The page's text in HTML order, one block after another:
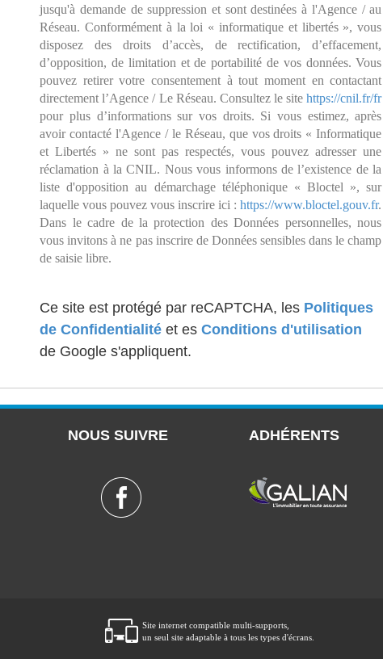
jusqu'à demande de suppression et sont destinées à l'Agence / au
Réseau. Conformément à la loi « informatique et libertés », vous
disposez des droits d’accès, de rectification, d’effacement,
d’opposition, de limitation et de portabilité de vos données. Vous
pouvez retirer votre consentement à tout moment en contactant
directement l’Agence / Le Réseau. Consultez le sitehttps://cnil.fr/fr
pour plus d’informations sur vos droits. Si vous estimez, après
avoir contacté l'Agence / le Réseau, que vos droits « Informatique
et Libertés » ne sont pas respectés, vous pouvez adresser une
réclamation à la CNIL. Nous vous informons de l’existence de la
liste d'opposition au démarchage téléphonique « Bloctel », sur
laquelle vous pouvez vous inscrire ici :https://www.bloctel.gouv.fr.
Dans le cadre de la protection des Données personnelles, nous
vous invitons à ne pas inscrire de Données sensibles dans le champ
de saisie libre.
Ce site est protégé par reCAPTCHA, les Politiques
de Confidentialité et esConditions d'utilisation
de Google s'appliquent.
NOUS SUIVRE ADHÉRENTS
Site internet compatible multi-supports,
un seul site adaptable à tous les types d'écrans.